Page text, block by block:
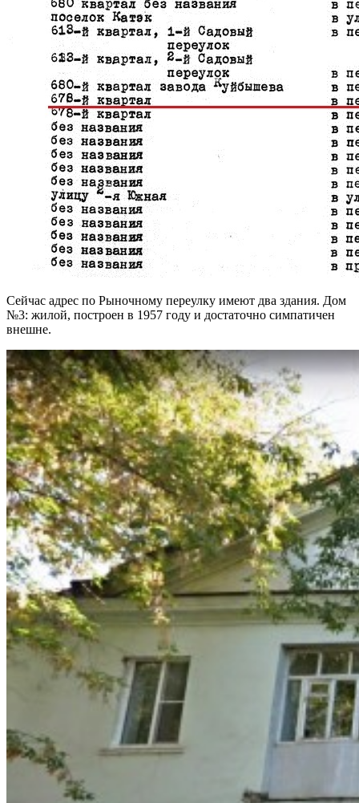
Сейчас адрес по Рыночному переулку имеют два здания. Дом
№3: жилой, построен в 1957 году и достаточно симпатичен
внешне.